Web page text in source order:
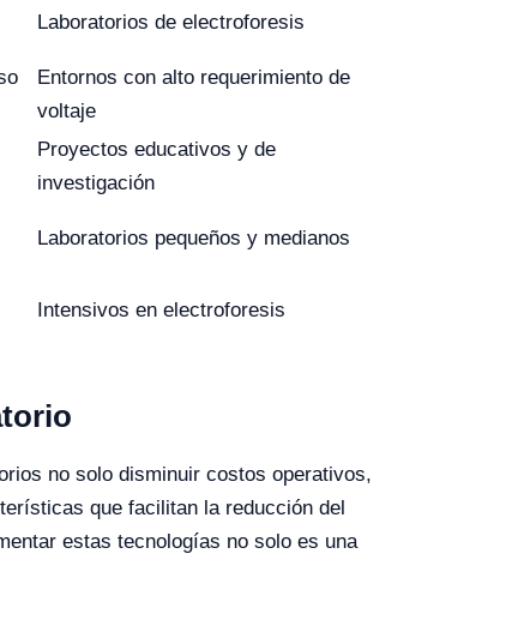
Laboratorios de electroforesis
Entornos con alto requerimiento de
voltaje
Proyectos educativos y de
investigación
Laboratorios pequeños y medianos
Intensivos en electroforesis
no solo disminuir costos operativos,
que facilitan la reducción del
estas tecnologías no solo es una